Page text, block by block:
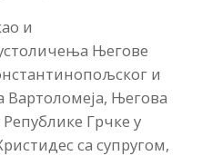
и
Његове
и
Вартоломеја, Његова
Грчке у
са супругом,